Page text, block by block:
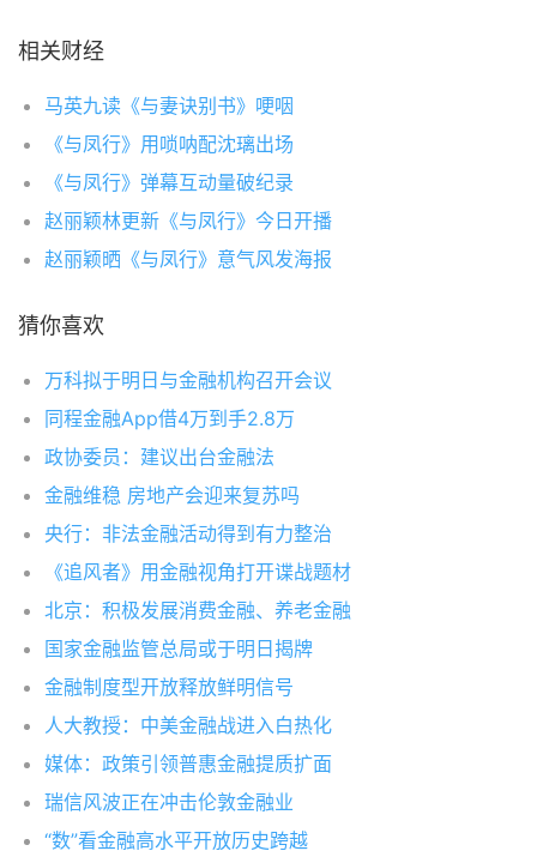
相关财经
马英九读《与妻诀别书》哽咽
《与凤行》用唢呐配沈璃出场
《与凤行》弹幕互动量破纪录
赵丽颖林更新《与凤行》今日开播
赵丽颖晒《与凤行》意气风发海报
猜你喜欢
万科拟于明日与金融机构召开会议
同程金融App借4万到手2.8万
政协委员：建议出台金融法
金融维稳 房地产会迎来复苏吗
央行：非法金融活动得到有力整治
《追风者》用金融视角打开谍战题材
北京：积极发展消费金融、养老金融
国家金融监管总局或于明日揭牌
金融制度型开放释放鲜明信号
人大教授：中美金融战进入白热化
媒体：政策引领普惠金融提质扩面
瑞信风波正在冲击伦敦金融业
“数”看金融高水平开放历史跨越